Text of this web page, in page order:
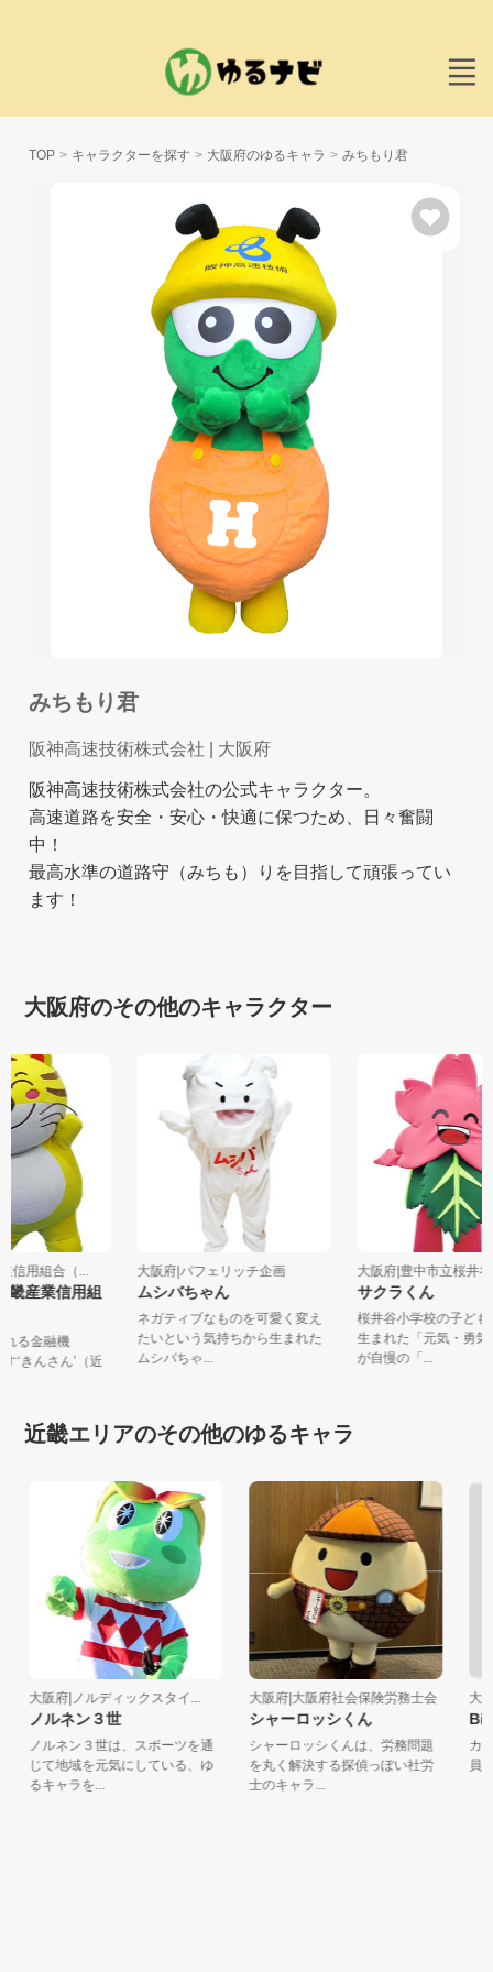
TOP キャラクターを探す 大阪府のゆるキャラ みちもり君
みちもり君
阪神高速技術株式会社 | 大阪府
阪神高速技術株式会社の公式キャラクター。
高速道路を安全・安心・快適に保つため、日々奮闘
中！
最高水準の道路守（みちも）りを目指して頑張ってい
ます！
大阪府のその他のキャラクター
業信用組合（...
畿産業信用組
れる金融機
す‘きんさん’（近
大阪府|パフェリッチ企画
ムシバちゃん
ネガティブなものを可愛く変え
たいという気持ちから生まれた
ムシバちゃ...
大阪府|豊中市立桜
サクラくん
桜井谷小学校の子ど
生まれた「元気・勇
が自慢の「...
近畿エリアのその他のゆるキャラ
大阪府|ノルディックスタイ...
ノルネン３世
ノルネン３世は、スポーツを通
じて地域を元気にしている、ゆ
るキャラを...
大阪府|大阪府社会保険労務士会
シャーロッシくん
シャーロッシくんは、労務問題
を丸く解決する探偵っぽい社労
士のキャラ...
大阪
カ
員